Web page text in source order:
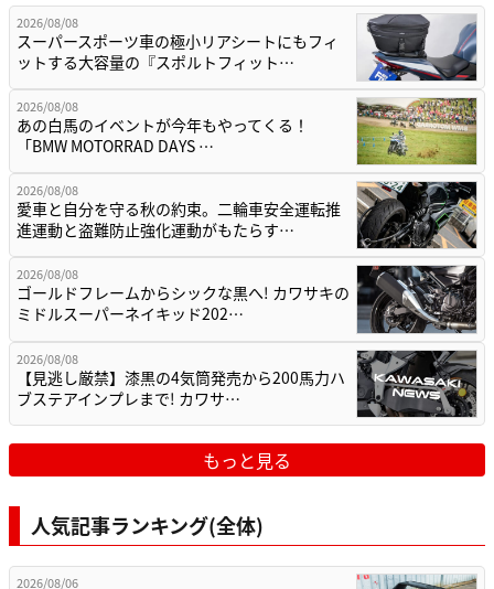
2026/08/08
スーパースポーツ車の極小リアシートにもフィ
ットする大容量の『スポルトフィット…
2026/08/08
あの白馬のイベントが今年もやってくる！
「BMW MOTORRAD DAYS …
2026/08/08
愛車と自分を守る秋の約束。二輪車安全運転推
進運動と盗難防止強化運動がもたらす…
2026/08/08
ゴールドフレームからシックな黒へ! カワサキの
ミドルスーパーネイキッド202…
2026/08/08
【見逃し厳禁】漆黒の4気筒発売から200馬力ハ
ブステアインプレまで! カワサ…
もっと見る
人気記事ランキング(全体)
2026/08/06